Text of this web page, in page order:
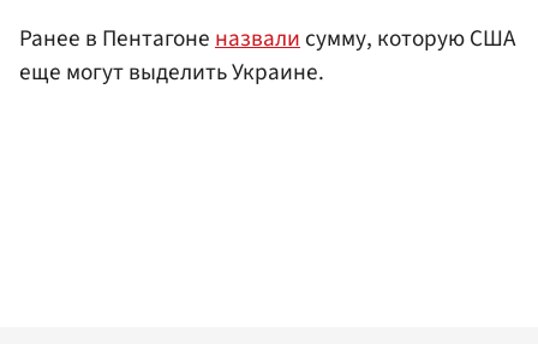
Ранее в Пентагоненазвалисумму, которую США
еще могут выделить Украине.